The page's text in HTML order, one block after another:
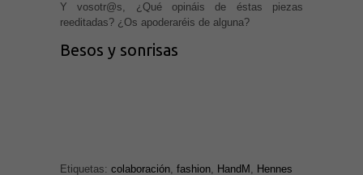
Y vosotr@s, ¿Qué opináis de éstas piezas
reeditadas? ¿Os apoderaréis de alguna?
Besos y sonrisas
Etiquetas: colaboración fashion HandM
Hennes